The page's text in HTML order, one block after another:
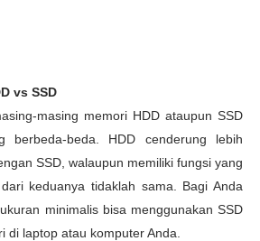
vs SSD
masing memori HDD ataupun SSD
berbeda-beda. HDD cenderung lebih
SSD, walaupun memiliki fungsi yang
keduanya tidaklah sama. Bagi Anda
minimalis bisa menggunakan SSD
di laptop atau komputer Anda.